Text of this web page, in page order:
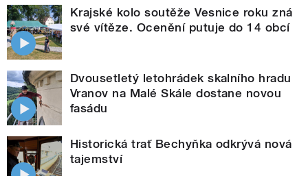
Krajské kolo soutěže Vesnice roku zná
své vítěze. Ocenění putuje do 14 obcí
Dvousetletý letohrádek skalního hradu
Vranov na Malé Skále dostane novou
fasádu
Historická trať Bechyňka odkrývá nová
tajemství